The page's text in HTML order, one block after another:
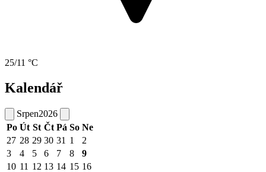
25/11 °C
Kalendář
Srpen2026
Po Út St Čt Pá So Ne
27 28 29 30 31 1
2
3
4 5 6 7 8
9
10 11 12 13 14 15 16